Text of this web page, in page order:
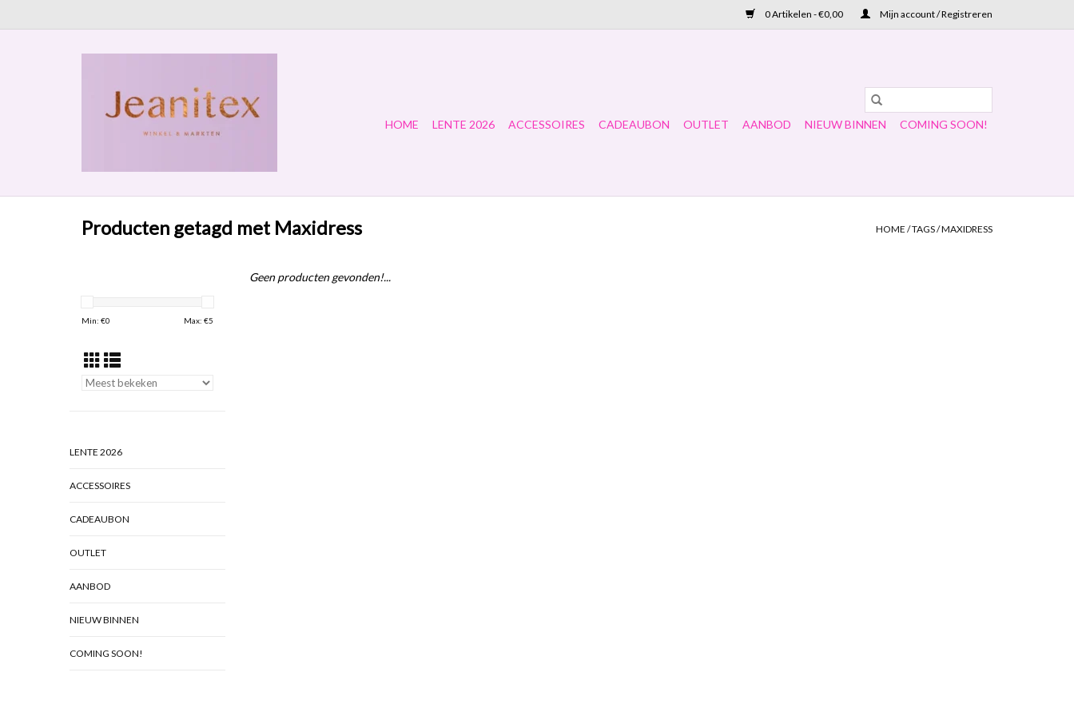
0 Artikelen - €0,00 Mijn account / Registreren
HOME LENTE 2026 ACCESSOIRES CADEAUBON OUTLET AANBOD NIEUW BINNEN COMING SOON!
Producten getagd met Maxidress HOME /TAGS/MAXIDRESS
Min: €0 Max: €5
LENTE 2026
ACCESSOIRES
CADEAUBON
OUTLET
AANBOD
NIEUW BINNEN
COMING SOON!
Geen producten gevonden!...